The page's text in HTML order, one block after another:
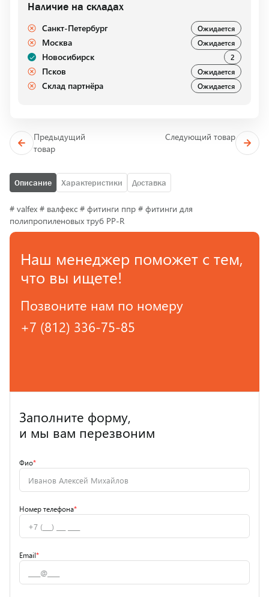
Описание Характеристики Доставка
# valfex # валфекс # фитинги ппр # фитинги для
полипропиленовых труб PP-R
Наличие на складах
Санкт-Петербург Ожидается
Москва Ожидается
Новосибирск 2
Псков Ожидается
Склад партнёра Ожидается
Предыдущий
товар
Следующий товар
Наш менеджер поможет с тем,
что вы ищете!
Позвоните нам по номеру
+7 (812) 336-75-85
Заполните форму,
и мы вам перезвоним
Фио*
Номер телефона*
Email*